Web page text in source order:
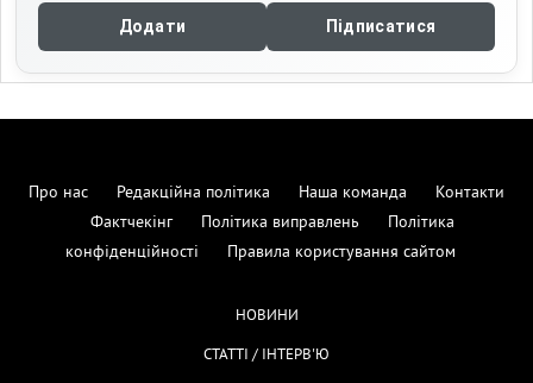
Додати Підписатися
Про нас Редакційна політика Наша команда
Контакти
Фактчекінг
Політика виправлень
Політика
конфіденційності
Правила користування сайтом
НОВИНИ
СТАТТІ / ІНТЕРВ'Ю